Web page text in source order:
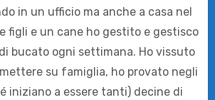
in un ufficio ma anche a casa nel
figli e un cane ho gestito e gestisco
bucato ogni settimana. Ho vissuto
su famiglia, ho provato negli
iniziano a essere tanti) decine di